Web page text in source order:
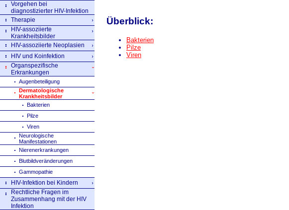
Vorgehen bei
diagnostizierter HIV-Infektion
Therapie
HIV-assoziierte
Krankheitsbilder
HIV-assoziierte Neoplasien
HIV und Koinfektion
Organspezifische
Erkrankungen
Augenbeteiligung
Dermatologische
Krankheitsbilder
Bakterien
Pilze
Viren
Neurologische
Manifestationen
Nierenerkrankungen
Blutbildveränderungen
Gammopathie
HIV-Infektion bei Kindern
Rechtliche Fragen im
Zusammenhang mit der HIV
Infektion
Überblick:
Bakterien
Pilze
Viren